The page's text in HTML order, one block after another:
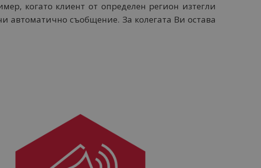
когато клиент от определен регион изтегли
автоматично съобщение. За колегата Ви остава